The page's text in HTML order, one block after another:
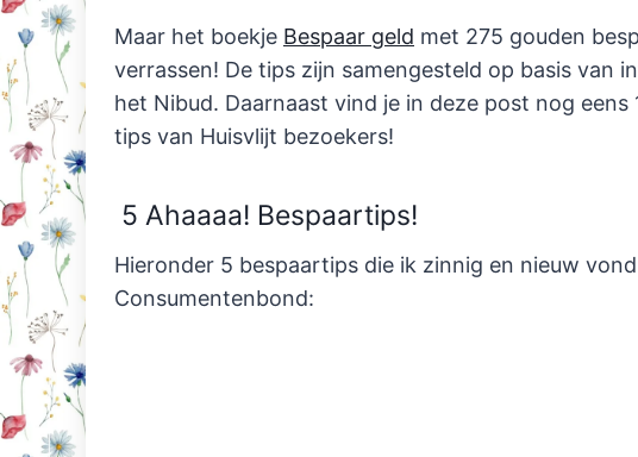
Maar het boekje Bespaar geld met 275 gouden
verrassen! De tips zijn samengesteld op basis van
het Nibud. Daarnaast vind je in deze post nog
tips van Huisvlijt bezoekers!
5 Ahaaaa! Bespaartips!
Hieronder 5 bespaartips die ik zinnig en nieuw
Consumentenbond: